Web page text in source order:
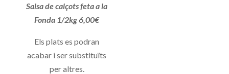
Salsa de calçots feta a la
Fonda 1/2kg 6,00€
Els plats es podran
acabar i ser substituïts
per altres.